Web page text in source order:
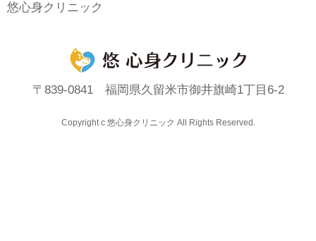
悠心身クリニック
〒839-0841 福岡県久留米市御井旗崎1丁目6-2
Copyright c 悠心身クリニック All Rights Reserved.